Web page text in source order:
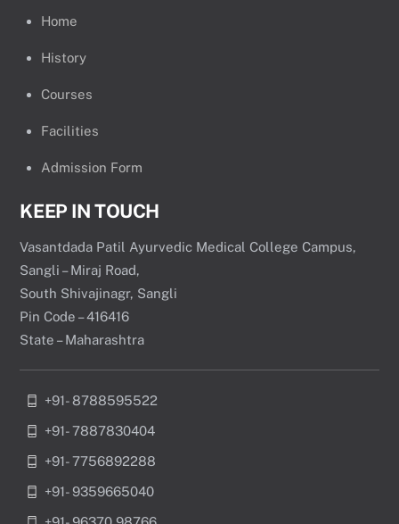
Home
History
Courses
Facilities
Admission Form
KEEP IN TOUCH
Vasantdada Patil Ayurvedic Medical College Campus,
Sangli – Miraj Road,
South Shivajinagr, Sangli
Pin Code – 416416
State – Maharashtra
+91- 8788595522
+91- 7887830404
+91- 7756892288
+91- 9359665040